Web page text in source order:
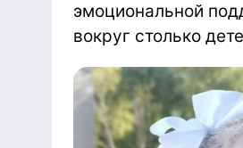
эмоциональной
вокруг столько